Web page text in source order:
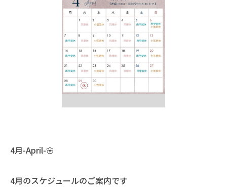
4月-April-🌸
4月のスケジュールのご案内です